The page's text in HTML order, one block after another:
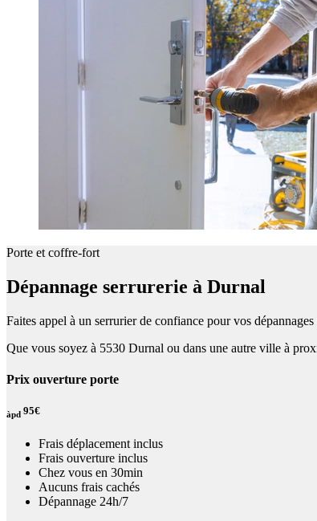
Porte et coffre-fort
Dépannage serrurerie à Durnal
Faites appel à un serrurier de confiance pour vos
Que vous soyez à 5530 Durnal ou dans une autre ville à
Prix ouverture porte
àpd 95€
Frais déplacement inclus
Frais ouverture inclus
Chez vous en 30min
Aucuns frais cachés
Dépannage 24h/7